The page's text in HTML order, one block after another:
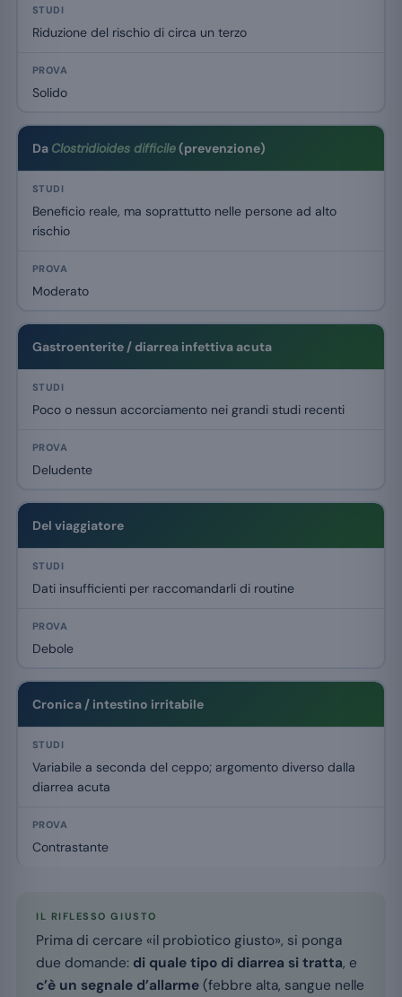
Riduzione del rischio di circa un terzo
Solido
Da Clostridioides difficile(prevenzione)
Beneficio reale, ma soprattutto nelle persone ad alto
rischio
Moderato
Gastroenterite / diarrea infettiva acuta
Poco o nessun accorciamento nei grandi studi recenti
Deludente
Del viaggiatore
Dati insufficienti per raccomandarli di routine
Debole
Cronica / intestino irritabile
Variabile a seconda del ceppo; argomento diverso dalla
diarrea acuta
Contrastante
IL RIFLESSO GIUSTO
Prima di cercare «il probiotico giusto», si ponga
due domande: di quale tipo di diarrea si tratta, e
c’è un segnale d’allarme (febbre alta, sangue nelle